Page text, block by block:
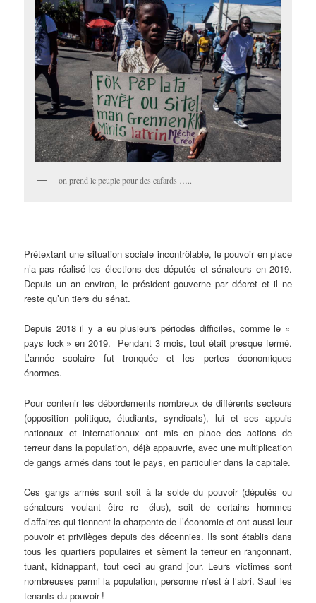
on prend le peuple pour des cafards …..
Prétextant une situation sociale incontrôlable, le pouvoir en place
n’a pas réalisé les élections des députés et sénateurs en 2019.
Depuis un an environ, le président gouverne par décret et il ne
reste qu’un tiers du sénat.
Depuis 2018 il y a eu plusieurs périodes difficiles, comme le «
pays lock » en 2019. Pendant 3 mois, tout était presque fermé.
L’année scolaire fut tronquée et les pertes économiques
énormes.
Pour contenir les débordements nombreux de différents secteurs
(opposition politique, étudiants, syndicats), lui et ses appuis
nationaux et internationaux ont mis en place des actions de
terreur dans la population, déjà appauvrie, avec une multiplication
de gangs armés dans tout le pays, en particulier dans la capitale.
Ces gangs armés sont soit à la solde du pouvoir (députés ou
sénateurs voulant être re -élus), soit de certains hommes
d’affaires qui tiennent la charpente de l’économie et ont aussi leur
pouvoir et privilèges depuis des décennies. Ils sont établis dans
tous les quartiers populaires et sèment la terreur en rançonnant,
tuant, kidnappant, tout ceci au grand jour. Leurs victimes sont
nombreuses parmi la population, personne n’est à l’abri. Sauf les
tenants du pouvoir !